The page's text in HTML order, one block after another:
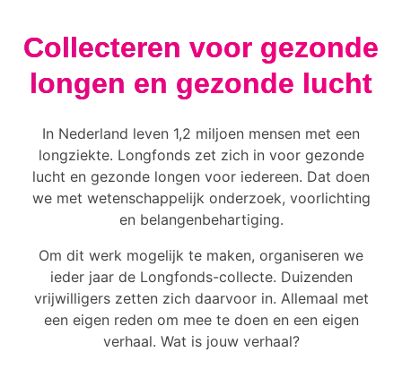
Collecteren voor gezonde
longen en gezonde lucht
In Nederland leven 1,2 miljoen mensen met een
longziekte. Longfonds zet zich in voor gezonde
lucht en gezonde longen voor iedereen. Dat doen
we met wetenschappelijk onderzoek, voorlichting
en belangenbehartiging.
Om dit werk mogelijk te maken, organiseren we
ieder jaar de Longfonds-collecte. Duizenden
vrijwilligers zetten zich daarvoor in. Allemaal met
een eigen reden om mee te doen en een eigen
verhaal. Wat is jouw verhaal?